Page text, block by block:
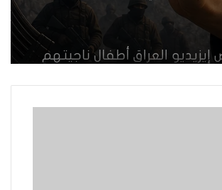
العراق
العراق أطفال ناجيتهم